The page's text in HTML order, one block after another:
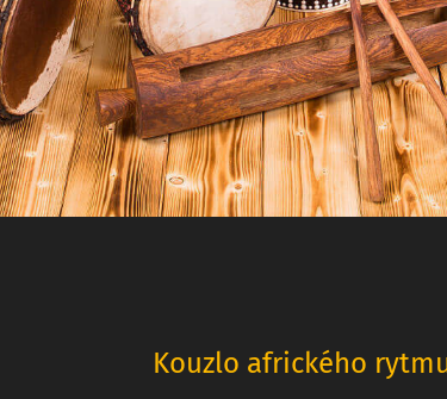
Kouzlo afrického